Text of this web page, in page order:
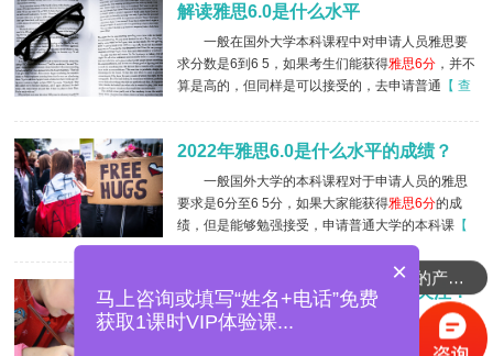
解读雅思6.0是什么水平
一般在国外大学本科课程中对申请人员雅思要
求分数是6到6 5，如果考生们能获得雅思6分，并不
算是高的，但同样是可以接受的，去申请普通 【 查
2022年雅思6.0是什么水平的成绩？
一般国外大学的本科课程对于申请人员的雅思
要求是6分至6 5分，如果大家能获得雅思6分的成
绩，但是能够勉强接受，申请普通大学的本科课【
查看详情 】
雅思听力6分技巧有哪些？重点关注！
雅思考了好几次，分数在5分左右，让很多烤鸭
非常烦恼。那么雅思听力6分的烤鸭应该知道哪些解
可以介绍下你们的产品么？
×
马上咨询或填写“姓名+电话”免费
获取1课时VIP体验课...